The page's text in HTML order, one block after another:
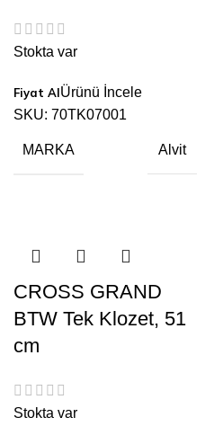
Stokta var
Ürünü İncele
SKU: 70TK07001
MARKA Alvit
CROSS GRAND
BTW Tek Klozet, 51
cm
Stokta var